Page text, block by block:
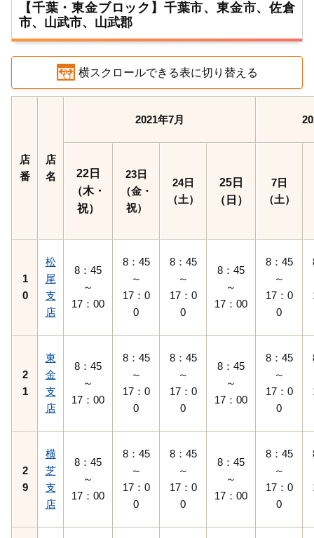
【千葉・東金ブロック】千葉市、東金市、佐倉
市、山武市、山武郡
横スクロールできる表に切り替える
店
番
店
名
2021年7月
22日
（木・
祝）
23日
（金・
祝）
24日
（土）
25日
（日）
7日
（土）
1
0
松
尾
支
店
8：45
～
17：00
8：45
～
17：0
0
8：45
～
17：0
0
8：45
～
17：00
8：45
～
17：0
0
2
1
東
金
支
店
8：45
～
17：00
8：45
～
17：0
0
8：45
～
17：0
0
8：45
～
17：00
8：45
～
17：0
0
2
9
横
芝
支
店
8：45
～
17：00
8：45
～
17：0
0
8：45
～
17：0
0
8：45
～
17：00
8：45
～
17：0
0